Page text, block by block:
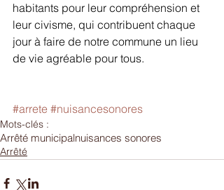
habitants pour leur compréhension et
leur civisme, qui contribuent chaque
jour à faire de notre commune un lieu
de vie agréable pour tous.
#arrete #nuisancesonores
Mots-clés :
Arrêté municipalnuisances sonores
Arrêté